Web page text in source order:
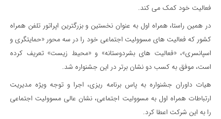
فعالیت خود کمک می کند.
در همین راستا، همراه اول به عنوان نخستین و بزرگترین اپراتور تلفن همراه
کشور که فعالیت های مسوولیت اجتماعی خود را در سه محور «حمایتگری و
اسپانسری»، «فعالیت های بشردوستانه» و «محیط زیست» تعریف کرده
است، موفق به کسب دو نشان برتر در این جشنواره شد.
هیات داوران جشنواره به پاس برنامه ریزی، اجرا و توجه ویژه مدیریت
ارتباطات همراه اول به مسوولیت اجتماعی، نشان عالی مسوولیت اجتماعی
را به این شرکت اعطا کرد.